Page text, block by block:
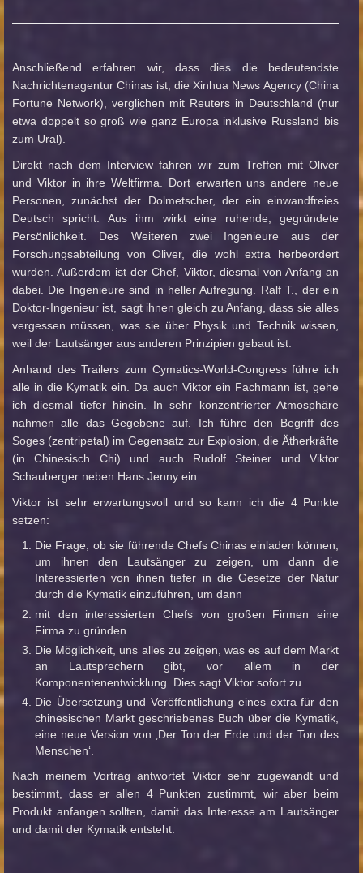
Anschließend erfahren wir, dass dies die bedeutendste
Nachrichtenagentur Chinas ist, die Xinhua News Agency (China
Fortune Network), verglichen mit Reuters in Deutschland (nur
etwa doppelt so groß wie ganz Europa inklusive Russland bis
zum Ural).
Direkt nach dem Interview fahren wir zum Treffen mit Oliver
und Viktor in ihre Weltfirma. Dort erwarten uns andere neue
Personen, zunächst der Dolmetscher, der ein einwandfreies
Deutsch spricht. Aus ihm wirkt eine ruhende, gegründete
Persönlichkeit. Des Weiteren zwei Ingenieure aus der
Forschungsabteilung von Oliver, die wohl extra herbeordert
wurden. Außerdem ist der Chef, Viktor, diesmal von Anfang an
dabei. Die Ingenieure sind in heller Aufregung. Ralf T., der ein
Doktor-Ingenieur ist, sagt ihnen gleich zu Anfang, dass sie alles
vergessen müssen, was sie über Physik und Technik wissen,
weil der Lautsänger aus anderen Prinzipien gebaut ist.
Anhand des Trailers zum Cymatics-World-Congress führe ich
alle in die Kymatik ein. Da auch Viktor ein Fachmann ist, gehe
ich diesmal tiefer hinein. In sehr konzentrierter Atmosphäre
nahmen alle das Gegebene auf. Ich führe den Begriff des
Soges (zentripetal) im Gegensatz zur Explosion, die Ätherkräfte
(in Chinesisch Chi) und auch Rudolf Steiner und Viktor
Schauberger neben Hans Jenny ein.
Viktor ist sehr erwartungsvoll und so kann ich die 4 Punkte
setzen:
Die Frage, ob sie führende Chefs Chinas einladen können,
um ihnen den Lautsänger zu zeigen, um dann die
Interessierten von ihnen tiefer in die Gesetze der Natur
durch die Kymatik einzuführen, um dann
mit den interessierten Chefs von großen Firmen eine
Firma zu gründen.
Die Möglichkeit, uns alles zu zeigen, was es auf dem Markt
an Lautsprechern gibt, vor allem in der
Komponentenentwicklung. Dies sagt Viktor sofort zu.
Die Übersetzung und Veröffentlichung eines extra für den
chinesischen Markt geschriebenes Buch über die Kymatik,
eine neue Version von ‚Der Ton der Erde und der Ton des
Menschen‘.
Nach meinem Vortrag antwortet Viktor sehr zugewandt und
bestimmt, dass er allen 4 Punkten zustimmt, wir aber beim
Produkt anfangen sollten, damit das Interesse am Lautsänger
und damit der Kymatik entsteht.